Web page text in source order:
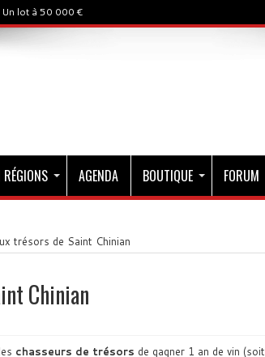
lot à 50 000 €
RÉGIONS AGENDA BOUTIQUE FORUM
trésors de Saint Chinian
Chinian
chasseurs de trésors de gagner 1 an de vin (soit